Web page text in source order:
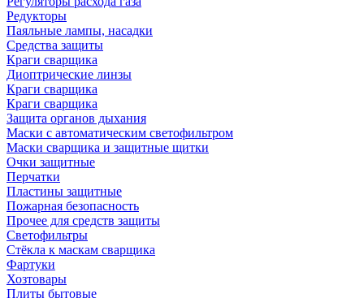
Редукторы
Паяльные лампы, насадки
Средства защиты
Краги сварщика
Диоптрические линзы
Краги сварщика
Краги сварщика
Защита органов дыхания
Маски с автоматическим светофильтром
Маски сварщика и защитные щитки
Очки защитные
Перчатки
Пластины защитные
Пожарная безопасность
Прочее для средств защиты
Светофильтры
Стёкла к маскам сварщика
Фартуки
Хозтовары
Плиты бытовые